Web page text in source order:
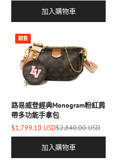
加入購物車
銷售
路易威登經典Monogram粉紅肩
帶多功能手拿包
$1,799.10 USD$2,840.00 USD
加入購物車